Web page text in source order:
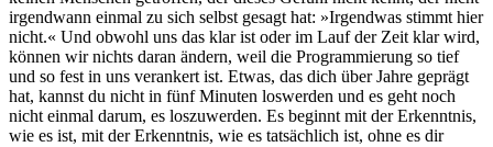
irgendwann einmal zu sich selbst gesagt hat: »Irgendwas stimmt hier
nicht.« Und obwohl uns das klar ist oder im Lauf der Zeit klar wird,
können wir nichts daran ändern, weil die Programmierung so tief
und so fest in uns verankert ist. Etwas, das dich über Jahre geprägt
hat, kannst du nicht in fünf Minuten loswerden und es geht noch
nicht einmal darum, es loszuwerden. Es beginnt mit der Erkenntnis,
wie es ist, mit der Erkenntnis, wie es tatsächlich ist, ohne es dir